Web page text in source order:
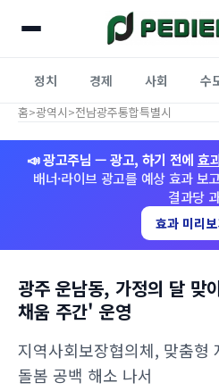
정치 경제 사회 수
홈>광역시>전남광주통합특별시
📣 광고주님 — 광고, 하기 전에 효
배너·라이브 광고를 예상 효과 보
결과당
효과 미리
광주 운남동, 가정의 달 맞
채움 주간' 운영
지역사회보장협의체, 맞춤형
돌봄 공백 해소 나서